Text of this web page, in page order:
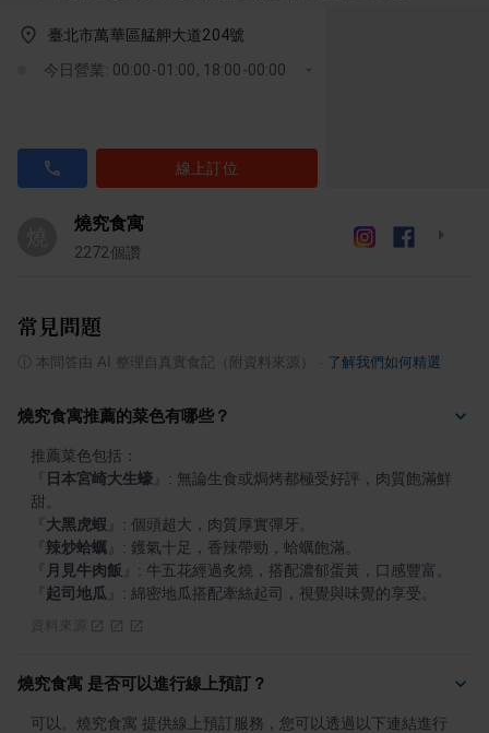
臺北市萬華區艋舺大道204號
今日營業: 00:00-01:00, 18:00-00:00
線上訂位
燒究食寓
2272個讚
常見問題
本問答由 AI 整理自真實食記（附資料來源） 了解我們如何精選
燒究食寓推薦的菜色有哪些？
日本宮崎大生蠔
: 無論生食或焗烤都極受好評，肉質飽滿鮮
大黑虎蝦
辣炒蛤蠣
月見牛肉飯
起司地瓜 : 綿密地瓜搭配牽絲起司，視覺與味覺的享受。
燒究食寓 是否可以進行線上預訂？
可以。燒究食寓 提供線上預訂服務，您可以透過以下連結進行